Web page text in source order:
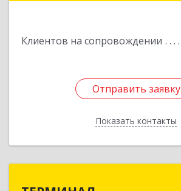
Клиентов на сопровождении
Отправить заявку
Показать контакты
Отправить заявку
Назад